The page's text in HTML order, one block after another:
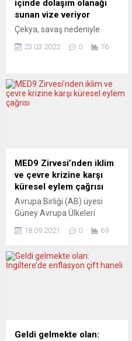
içinde dolaşım olanağı
sunan vize veriyor
Çekya, savaş nedeniyle
zorunda kalanlara yönelik
dolaşım olanağı sunan vize
vermeye başladı. Çek
daha önce Ukrayna’dan
gelenlere verilen özel
vizelerin yerine söz konusu
yeni vizenin yürürlüğe girdiği
kaydedildi. Yeni vizenin...
23.03.2022 0 76
MED9 Zirvesi’nden iklim
ve çevre krizine karşı
küresel eylem çağrısı
Avrupa Birliği (AB) üyesi
Güney Avrupa Ülkeleri
yayımlanan Atina
iklim ve çevre krizi ile
mücadele için özel sektör ve
Atina’da İspanya, İtalya,
18.09.2021 0 69
Geldi gelmekte olan: